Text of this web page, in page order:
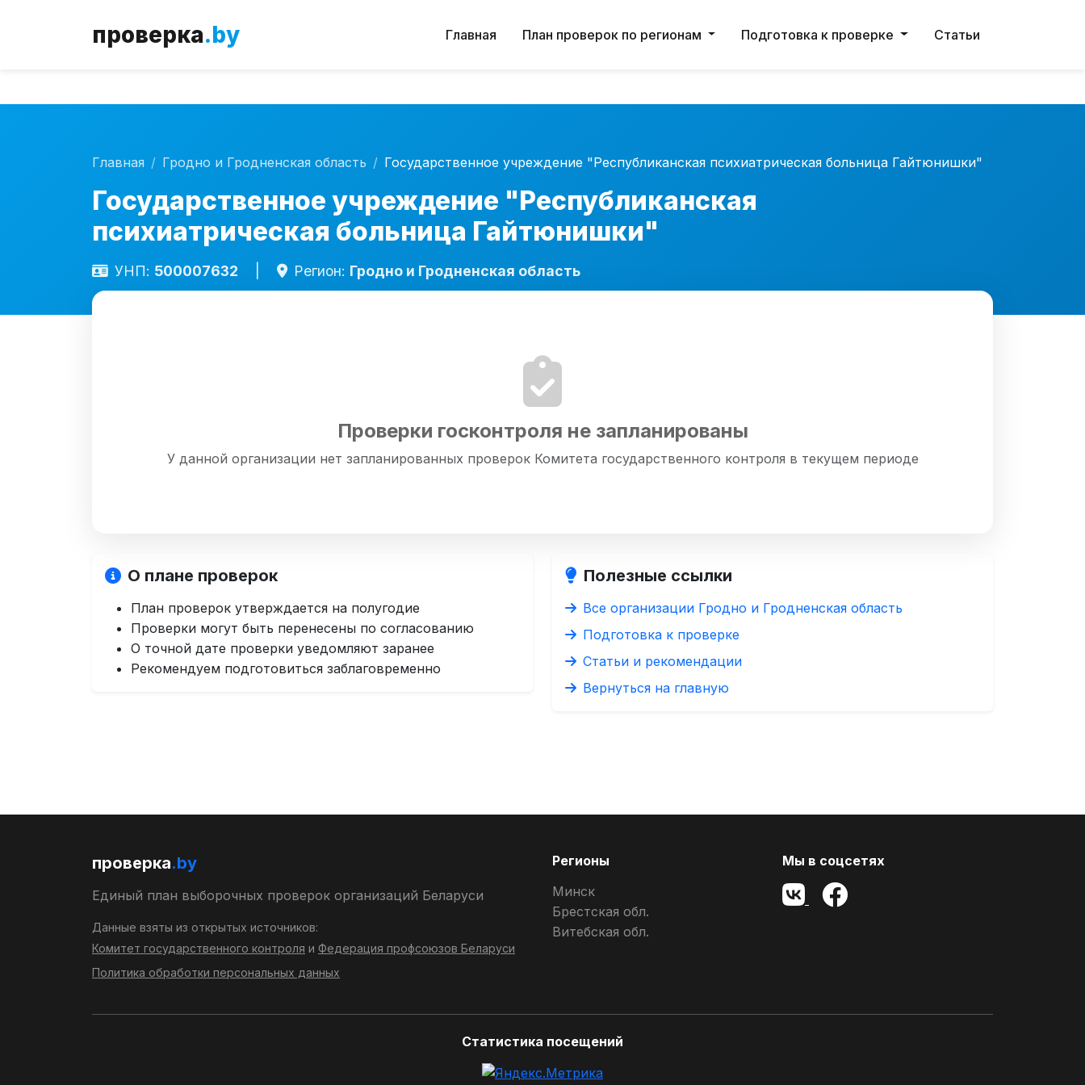
проверка.by Главная План проверок по регионам Подготовка к проверке Статьи
Главная Гродно и Гродненская область Государственное учреждение "Республиканская психиатрическая больница Гайтюнишки"
Государственное учреждение "Республиканская
психиатрическая больница Гайтюнишки"
УНП: 500007632 Регион: Гродно и Гродненская область
Проверки госконтроля не запланированы
У данной организации нет запланированных проверок Комитета государственного контроля в текущем периоде
О плане проверок
План проверок утверждается на полугодие
Проверки могут быть перенесены по согласованию
О точной дате проверки уведомляют заранее
Рекомендуем подготовиться заблаговременно
Полезные ссылки
Все организации Гродно и Гродненская область
Подготовка к проверке
Статьи и рекомендации
Вернуться на главную
проверка.by
Единый план выборочных проверок организаций Беларуси
Данные взяты из открытых источников:
Комитет государственного контроля и Федерация профсоюзов Беларуси
Политика обработки персональных данных
Регионы
Минск
Брестская обл.
Витебская обл.
Мы в соцсетях
Статистика посещений